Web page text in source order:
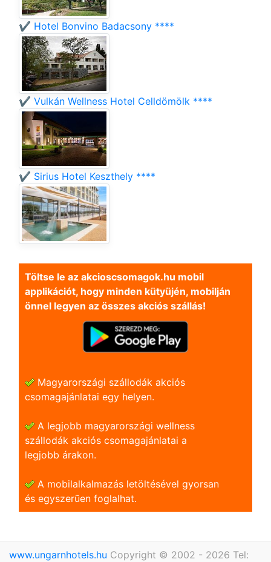
✔️ Hotel Bonvino Badacsony ****
✔️ Vulkán Wellness Hotel Celldömölk ****
✔️ Sirius Hotel Keszthely ****
Töltse le az akcioscsomagok.hu mobil
applikációt, hogy minden kütyüjén, mobilján
önnel legyen az összes akciós szállás!
Magyarországi szállodák akciós
csomagajánlatai egy helyen.
A legjobb magyarországi wellness
szállodák akciós csomagajánlatai a
legjobb árakon.
A mobilalkalmazás letöltésével gyorsan
és egyszerũen foglalhat.
www.ungarnhotels.hu Copyright © 2002 - 2026 Tel: